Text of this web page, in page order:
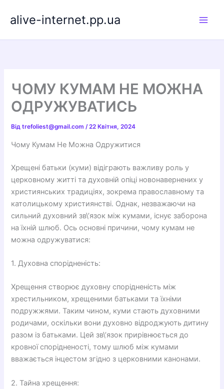
alive-internet.pp.ua
ЧОМУ КУМАМ НЕ МОЖНА
ОДРУЖУВАТИСЬ
Відtrefoliest@gmail.com/22 Квітня, 2024
Чому Кумам Не Можна Одружитися
Хрещені батьки (куми) відіграють важливу роль у
церковному житті та духовній опіці новонавернених у
християнських традиціях, зокрема православному та
католицькому християнстві. Однак, незважаючи на
сильний духовний зв\’язок між кумами, існує заборона
на їхній шлюб. Ось основні причини, чому кумам не
можна одружуватися:
1. Духовна спорідненість:
Хрещення створює духовну спорідненість між
хрестильником, хрещеними батьками та їхніми
подружжями. Таким чином, куми стають духовними
родичами, оскільки вони духовно відроджують дитину
разом із батьками. Цей зв\’язок прирівнюється до
кровної спорідненості, тому шлюб між кумами
вважається інцестом згідно з церковними канонами.
2. Тайна хрещення: